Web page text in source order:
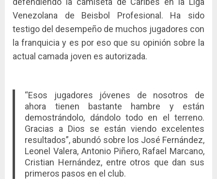
Venezolana de Beisbol Profesional. Ha sido
testigo del desempeño de muchos jugadores con
la franquicia y es por eso que su opinión sobre la
actual camada joven es autorizada.
“Esos jugadores jóvenes de nosotros de
ahora tienen bastante hambre y están
demostrándolo, dándolo todo en el terreno.
Gracias a Dios se están viendo excelentes
resultados”, abundó sobre los José Fernández,
Leonel Valera, Antonio Piñero, Rafael Marcano,
Cristian Hernández, entre otros que dan sus
primeros pasos en el club.